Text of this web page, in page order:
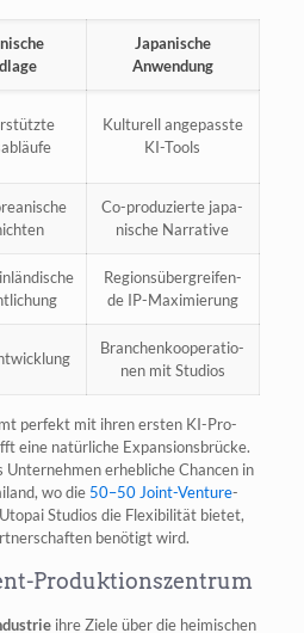
Japa­ni­sche
Anwendung
Kul­tu­rell ange­pass­te
KI-Tools
Co-pro­du­zier­te japa­
ni­sche Narrative
Regi­ons­über­grei­fen­
de IP-Maximierung
Bran­chen­ko­ope­ra­tio­
nen mit Studios
per­fekt mit ihren ers­ten KI-Pro­
eine natür­li­che Expan­si­ons­brü­cke.
Unter­neh­men erheb­li­che Chan­cen in
wo die 50–50 Joint-Ven­ture-
Stu­di­os die Fle­xi­bi­li­tät bie­tet,
benö­tigt wird.
Produktionszentrum
ihre Zie­le über die hei­mi­schen